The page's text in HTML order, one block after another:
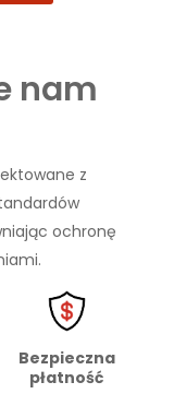
nam
z
ochronę
Bezpieczna
płatność